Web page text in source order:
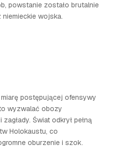
powstanie zostało brutalnie
niemieckie wojska.
postępującej ofensywy
wyzwalać obozy
Świat odkrył pełną
Holokaustu, co
oburzenie i szok.